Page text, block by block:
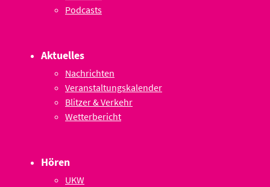
Podcasts
Aktuelles
Nachrichten
Veranstaltungskalender
Blitzer & Verkehr
Wetterbericht
Hören
UKW